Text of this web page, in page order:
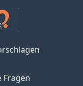
Fragen